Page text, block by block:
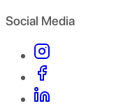
Social Media